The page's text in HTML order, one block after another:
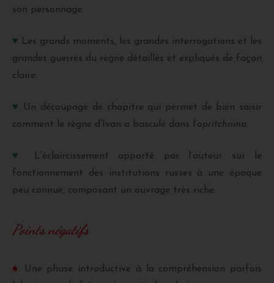
son personnage.
♥ Les grands moments, les grandes interrogations et les
grandes guerres du règne détaillés et expliqués de façon
claire.
♥ Un découpage de chapitre qui permet de bien saisir
comment le règne d’Ivan a basculé dans l’ opritchnina.
♥
L’éclaircissement apporté par l’auteur sur le
fonctionnement des institutions russes à une époque
peu connue, composant un ouvrage très riche.
Points négatifs
♠
Une phase introductive à la compréhension parfois